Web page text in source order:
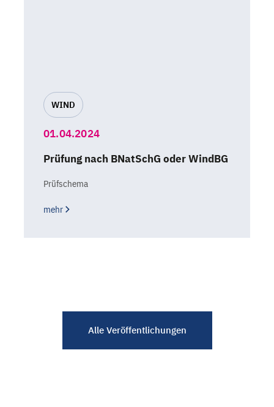
WIND
01.04.2024
Prüfung nach BNatSchG oder WindBG
Prüfschema
mehr
Alle Veröffentlichungen